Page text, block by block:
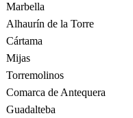
Marbella
Alhaurín de la Torre
Cártama
Mijas
Torremolinos
Comarca de Antequera
Guadalteba